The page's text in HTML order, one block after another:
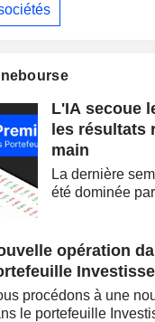
BERKSHIRE HATHAWAY INC.
2026
WESTPAC BANKING CORPORATION Publication des
SIMON PROPERTY GROUP, INC.
BARRICK MINING CORPORATION Publication des
FERGUSON ENTERPRISES INC.
ROCKET LAB CORPORATION Publication des
Publication des
L'IA secoue
les résultats
main
La dernière
été dominée
semi-
inquiétudes sur
opération
procédons à une
le portefeuille